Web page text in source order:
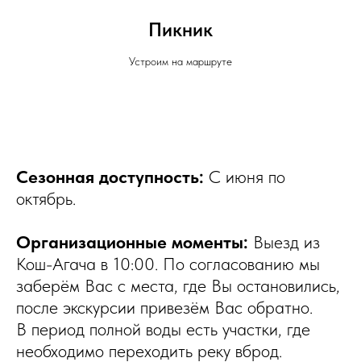
Пикник
Устроим на маршруте
Сезонная доступность: С июня по
октябрь.
Организационные моменты: Выезд из
Кош-Агача в 10:00. По согласованию мы
заберём Вас с места, где Вы остановились,
после экскурсии привезём Вас обратно.
В период полной воды есть участки, где
необходимо переходить реку вброд.